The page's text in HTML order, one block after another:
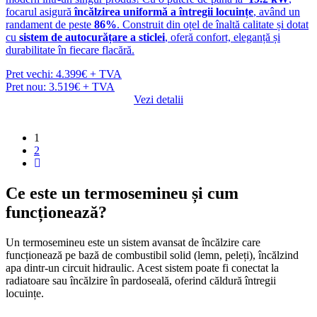
focarul asigurăîncălzirea uniformă a întregii locuințe, având un
randament de peste 86%. Construit din oțel de înaltă calitate și dotat
cu sistem de autocurățare a sticlei, oferă confort, eleganță și
durabilitate în fiecare flacără.
Pret vechi: 4.399€ + TVA
Pret nou: 3.519€ + TVA
Vezi detalii
1
2
Ce este un termosemineu și cum
funcționează?
Un termosemineu este un sistem avansat de încălzire care
funcționează pe bază de combustibil solid (lemn, peleți), încălzind
apa dintr-un circuit hidraulic. Acest sistem poate fi conectat la
radiatoare sau încălzire în pardoseală, oferind căldură întregii
locuințe.